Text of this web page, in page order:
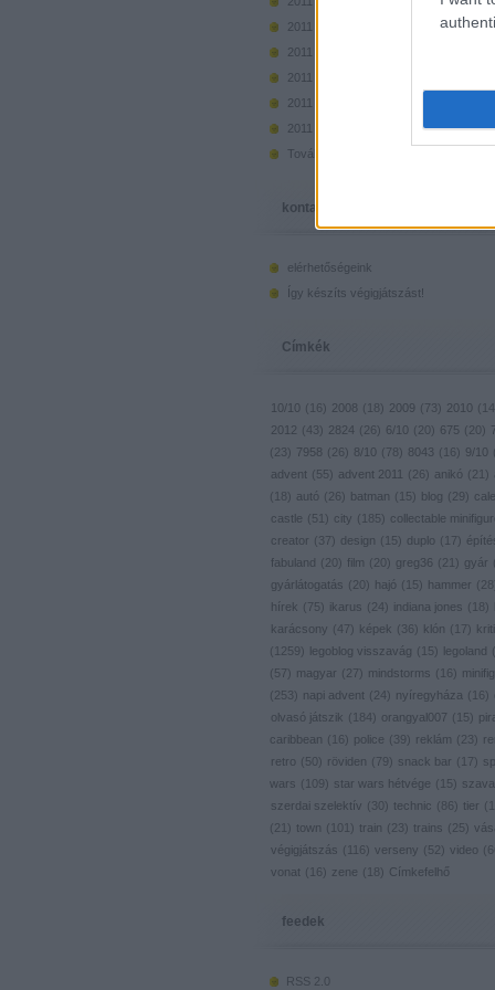
2011 november
2011 október
2011 szeptember
2011 augusztus
2011 július
Tovább
kontakt, infó
elérhetőségeink
Így készíts végigjátszást!
Címkék
10/10 ( 16 ) 2008 ( 18 ) 2009 ( 73) 2010 (
2012 ( 43) 2824 ( 26 ) 6/10 ( 20) 675 ( 20)
( 23) 7958 ( 26 ) 8/10 ( 78 ) 8043 ( 16 ) 9/10 (
advent ( 55) advent 2011 ( 26 ) anikó ( 21 )
(
18 ) autó ( 26 ) batman ( 15) blog ( 29)
castle ( 51 ) city ( 185) collectable
creator ( 37) design ( 15) duplo ( 17)
fabuland ( 20) film ( 20) greg36 ( 21 ) gyár (
gyárlátogatás ( 20) hajó ( 15) hammer ( 28
hírek ( 75) ikarus ( 24) indiana jones ( 18 )
karácsony ( 47) képek ( 36 ) klón ( 17)
(
1259) legoblog visszavág ( 15) legoland (
( 57) magyar ( 27) mindstorms ( 16 ) minifig
( 253) napi advent ( 24) nyíregyháza ( 16 )
olvasó játszik ( 184) orangyal007 ( 15)
caribbean ( 16 ) police ( 39) reklám ( 23)
retro ( 50) röviden ( 79) snack bar ( 17)
wars ( 109) star wars hétvége ( 15)
szerdai szelektív ( 30) technic ( 86 ) tier (
( 21 ) town ( 101 ) train ( 23) trains ( 25)
végigjátszás ( 116 ) verseny ( 52) video (
vonat ( 16 ) zene ( 18 ) Címkefelhő
feedek
RSS 2.0